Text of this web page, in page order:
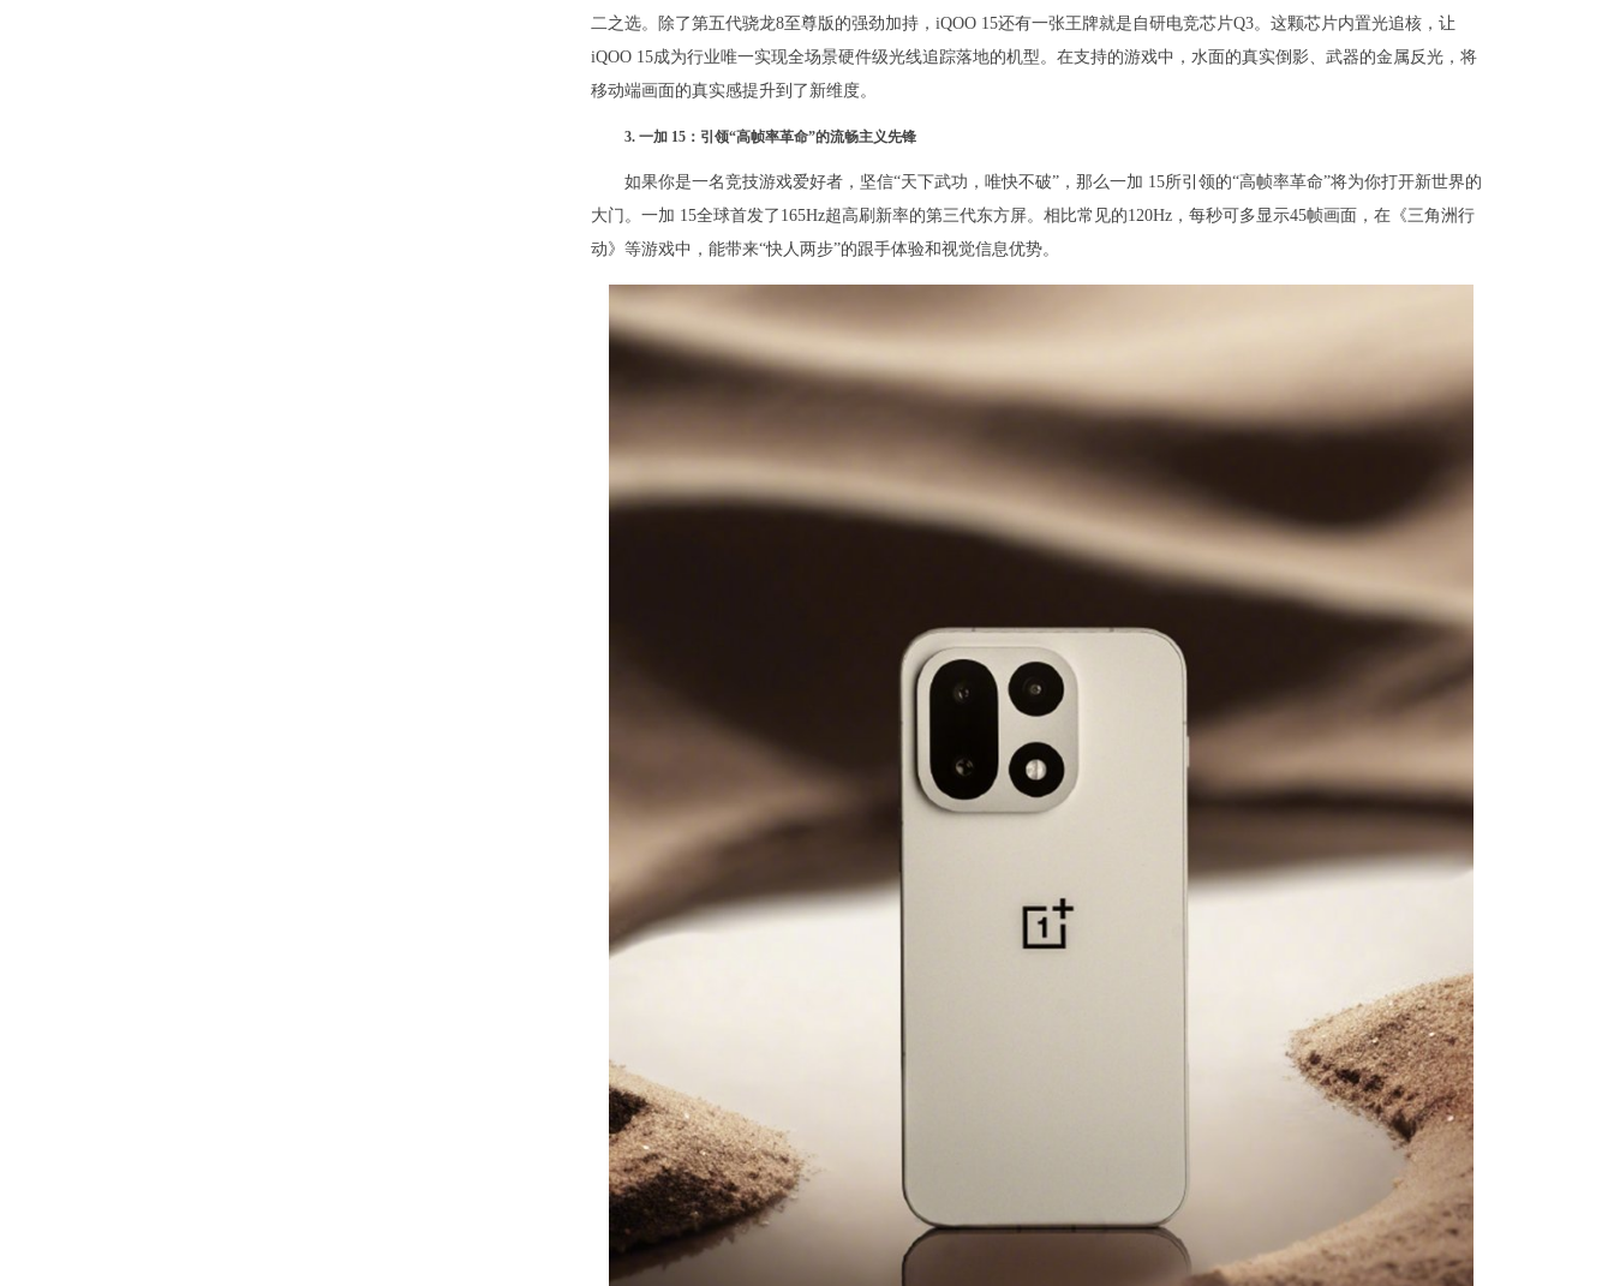
二之选。除了第五代骁龙8至尊版的强劲加持，iQOO 15还有一张王牌就是自研电竞芯片Q3。这颗芯片内置光追核，让
iQOO 15成为行业唯一实现全场景硬件级光线追踪落地的机型。在支持的游戏中，水面的真实倒影、武器的金属反光，将
移动端画面的真实感提升到了新维度。
3. 一加 15：引领“高帧率革命”的流畅主义先锋
如果你是一名竞技游戏爱好者，坚信“天下武功，唯快不破”，那么一加 15所引领的“高帧率革命”将为你打开新世界的
大门。一加 15全球首发了165Hz超高刷新率的第三代东方屏。相比常见的120Hz，每秒可多显示45帧画面，在《三角洲行
动》等游戏中，能带来“快人两步”的跟手体验和视觉信息优势。